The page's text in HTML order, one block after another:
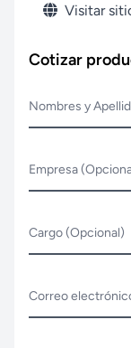
Visitar
Cotizar
Nombres y
Empresa
Cargo (Opcional)
Correo